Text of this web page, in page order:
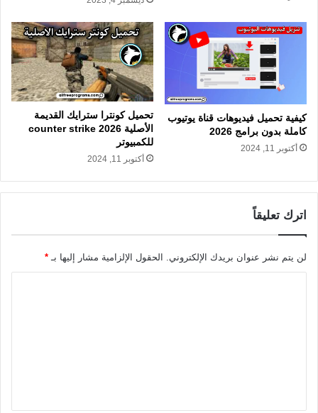
كيفية تحميل فيديوهات قناة يوتيوب
كاملة بدون برامج 2026
أكتوبر 11, 2024
تحميل كونترا سترايك القديمة
الأصلية counter strike 2026
للكمبيوتر
أكتوبر 11, 2024
اترك تعليقاً
لن يتم نشر عنوان بريدك الإلكتروني. الحقول الإلزامية مشار إليها بـ *
ق